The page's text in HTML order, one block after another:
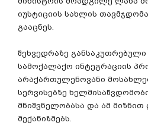
იუსტიციის სახლის
გააცნეს.
შეხვედრაზე განსაკუთრებული
სამოქალაქო ინტეგრაციის
არაქართულენოვანი
სერვისებზე
მნიშვნელობასა და ამ მიზნით
მექანიზმებს.